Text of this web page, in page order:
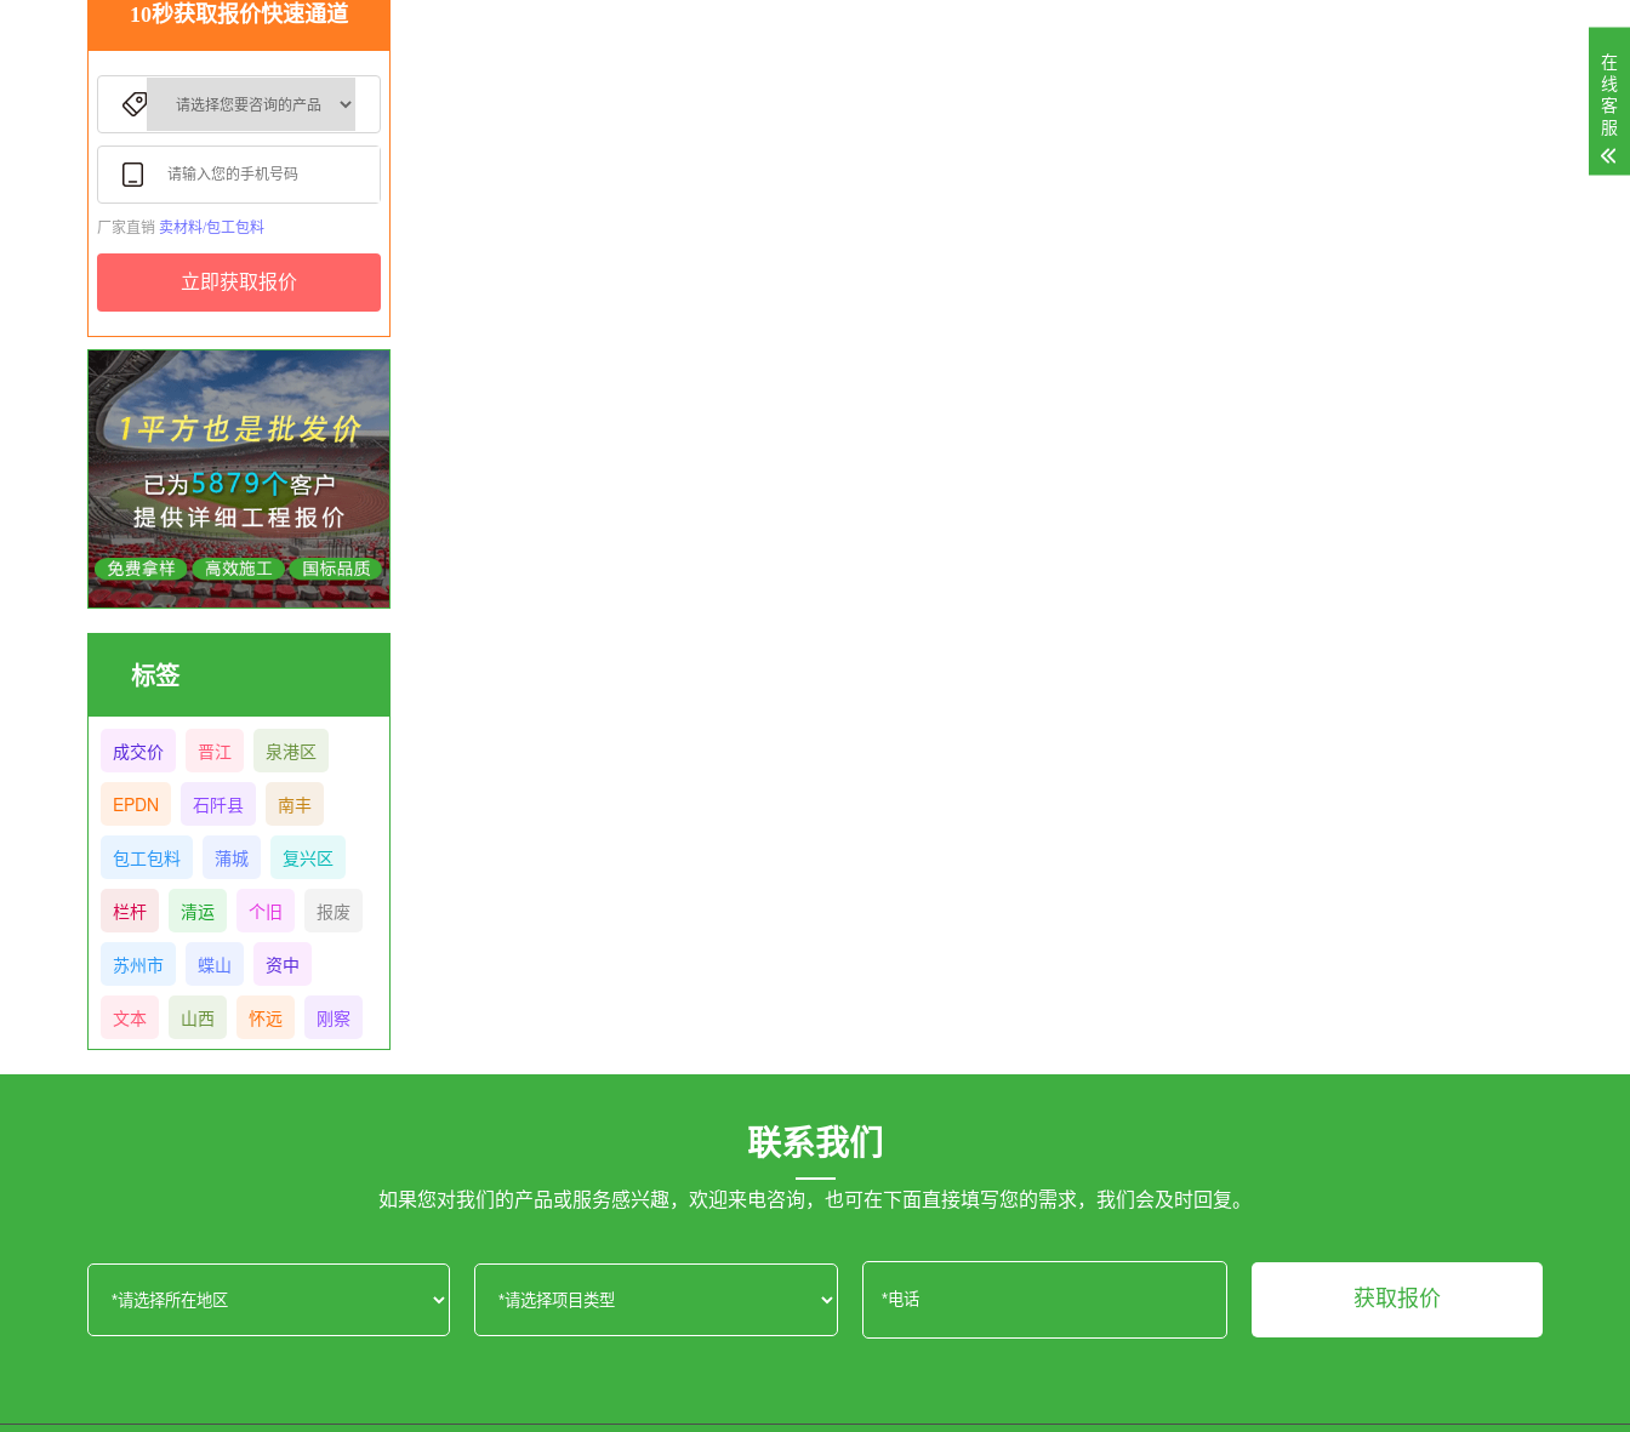
10秒获取报价快速通道
厂家直销卖材料/包工包料
立即获取报价
标签
成交价 晋江 泉港区
EPDN 石阡县 南丰
包工包料 蒲城 复兴区
栏杆 清运 个旧 报废
苏州市 蝶山 资中
文本 山西 怀远 刚察
联系我们
如果您对我们的产品或服务感兴趣，欢迎来电咨询，也可在下面直接填写您的需求，我们会及时回复。
获取报价
在
线
客
服